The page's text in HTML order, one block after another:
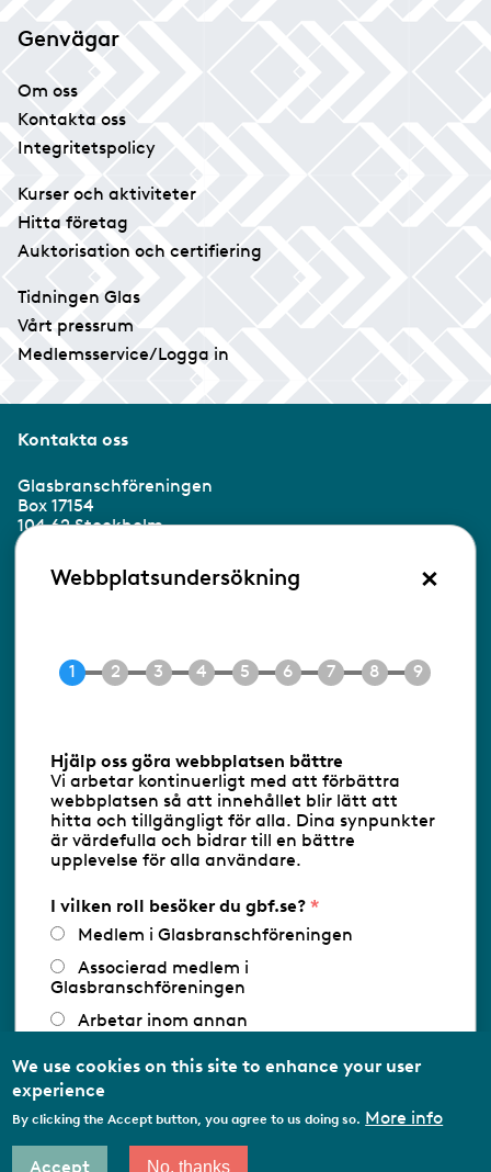
Genvägar
Om oss
Kontakta oss
Integritetspolicy
Kurser och aktiviteter
Hitta företag
Auktorisation och certifiering
Tidningen Glas
Vårt pressrum
Medlemsservice/Logga in
Kontakta oss
Glasbranschföreningen
Box 17154
104 62 Stockholm
Besöksadress:
Ringvägen 100
E-post info@gbf.se
Följ oss via RSS
Databasens namn:www.gbf.se-
Glasbranschföreningen AB - Ansvarig
utgivare: Sofia Wahlgren
Webbplatsundersökning ×
Hjälp oss göra webbplatsen bättre
Vi arbetar kontinuerligt med att förbättra
webbplatsen så att innehållet blir lätt att
hitta och tillgängligt för alla. Dina synpunkter
är värdefulla och bidrar till en bättre
upplevelse för alla användare.
I vilken roll besöker du gbf.se?
Medlem i Glasbranschföreningen
Associerad medlem i
Glasbranschföreningen
Arbetar inom annan
Utbildningsaktör
We use cookies on this site to enhance your user
experience
By clicking the Accept button, you agree to us doing so. More info
Accept No, thanks